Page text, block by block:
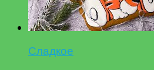
Сладкое